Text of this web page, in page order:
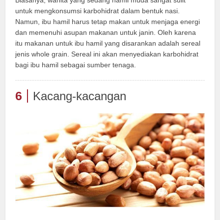
untuk mengkonsumsi karbohidrat dalam bentuk nasi.
Namun, ibu hamil harus tetap makan untuk menjaga energi
dan memenuhi asupan makanan untuk janin. Oleh karena
itu makanan untuk ibu hamil yang disarankan adalah sereal
jenis whole grain. Sereal ini akan menyediakan karbohidrat
bagi ibu hamil sebagai sumber tenaga.
6 Kacang-kacangan